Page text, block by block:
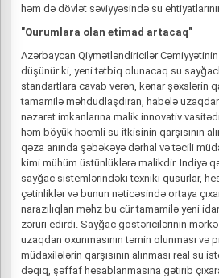
həm də dövlət səviyyəsində su
"Qurumlara olan etimad artacaq"
Azərbaycan Qiymətləndiricilər
düşünür ki, yeni tətbiq olunacaq su
standartlara cavab verən, kənar şəxslərin
tamamilə məhdudlaşdıran, habelə
nəzarət imkanlarına malik innovativ
həm böyük həcmli su itkisinin qarşısının
qəza anında şəbəkəyə dərhal və təcili
kimi mühüm üstünlüklərə malikdir. İndiyə
sayğac sistemlərindəki texniki qüsurlar,
çətinliklər və bunun nəticəsində ortaya
narazılıqları məhz bu cür tamamilə yeni
zəruri edirdi. Sayğac göstəricilərinin
uzaqdan oxunmasının təmin olunması və
müdaxilələrin qarşısının alınması real su
dəqiq, şəffaf hesablanmasına gətirib